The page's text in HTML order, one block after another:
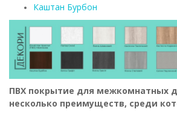
Каштан Бурбон
ПВХ покрытие для межкомнатных
несколько преимуществ, среди